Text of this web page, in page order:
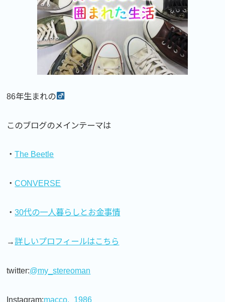
86年生まれの
このブログのメインテーマは
・The Beetle
・CONVERSE
・30代の一人暮らしとお金事情
→詳しいプロフィールはこちら
twitter:@my_stereoman
Instagram:macco._1986